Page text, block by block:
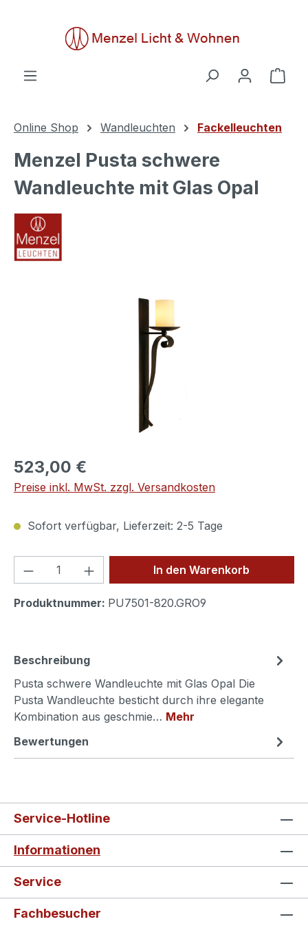
Online Shop Wandleuchten Fackelleuchten
Menzel Pusta schwere
Wandleuchte mit Glas Opal
Bildergalerie überspringen
523,00 €
Preise inkl. MwSt. zzgl. Versandkosten
Sofort verfügbar, Lieferzeit: 2-5 Tage
Produkt Anzahl: Gib denIn den Warenkorb
Produktnummer: PU7501-820.GRO9
Beschreibung
Pusta schwere Wandleuchte mit Glas Opal Die
Pusta Wandleuchte besticht durch ihre elegante
Kombination aus geschmie… Mehr
Bewertungen
Service-Hotline
Informationen
Service
Fachbesucher